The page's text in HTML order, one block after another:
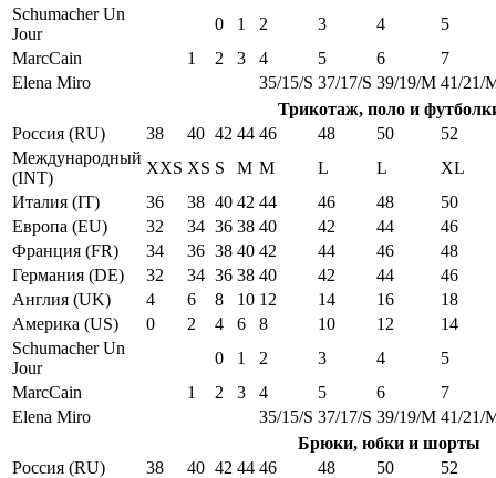
Schumacher Un
Jour
0 1 2 3 4
5
MarcCain
1 2 3 4 5 6
7
Elena Miro
35/15/S 37/17/S 39/19/M 41/21/
Трикотаж, поло и
Россия (RU)
38 40 42 44 46 48 50
52
Международный
(INT)
XXS XS S M M L L
XL
Италия (IT)
36 38 40 42 44 46 48
50
Европа (EU)
32 34 36 38 40 42 44
46
Франция (FR)
34 36 38 40 42 44 46
48
Германия (DE)
32 34 36 38 40 42 44
46
Англия (UK)
4 6 8 10 12 14 16
18
Америка (US)
0 2 4 6 8 10 12
14
Schumacher Un
Jour
0 1 2 3 4
5
MarcCain
1 2 3 4 5 6
7
Elena Miro
35/15/S 37/17/S 39/19/M 41/21/
Брюки, юбки и шорты
Россия (RU)
38 40 42 44 46 48 50
52